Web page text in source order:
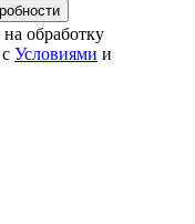
обработку
Условиями и